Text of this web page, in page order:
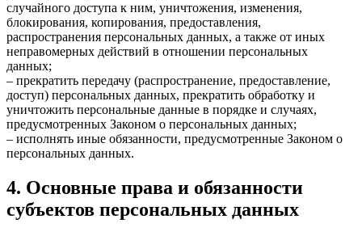
случайного доступа к ним, уничтожения, изменения,
блокирования, копирования, предоставления,
распространения персональных данных, а также от иных
неправомерных действий в отношении персональных
данных;
– прекратить передачу (распространение, предоставление,
доступ) персональных данных, прекратить обработку и
уничтожить персональные данные в порядке и случаях,
предусмотренных Законом о персональных данных;
– исполнять иные обязанности, предусмотренные Законом о
персональных данных.
4. Основные права и обязанности
субъектов персональных данных